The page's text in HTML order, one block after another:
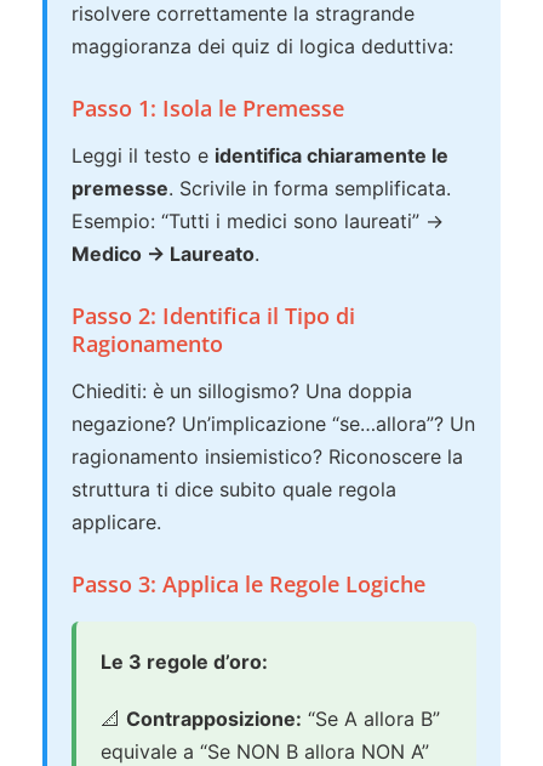
risolvere correttamente la stragrande
maggioranza dei quiz di logica deduttiva:
Passo 1: Isola le Premesse
Leggi il testo e identifica chiaramente le
premesse. Scrivile in forma semplificata.
Esempio: “Tutti i medici sono laureati” →
Medico → Laureato.
Passo 2: Identifica il Tipo di
Ragionamento
Chiediti: è un sillogismo? Una doppia
negazione? Un’implicazione “se…allora”? Un
ragionamento insiemistico? Riconoscere la
struttura ti dice subito quale regola
applicare.
Passo 3: Applica le Regole Logiche
Le 3 regole d’oro:
📐 Contrapposizione: “Se A allora B”
equivale a “Se NON B allora NON A”